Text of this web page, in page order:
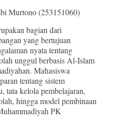
Murtono (253151060)
bagian dari
yang bertujuan
nyata tentang
unggul berbasis Al-Islam
Mahasiswa
tentang sistem
tata kelola pembelajaran,
hingga model pembinaan
PK